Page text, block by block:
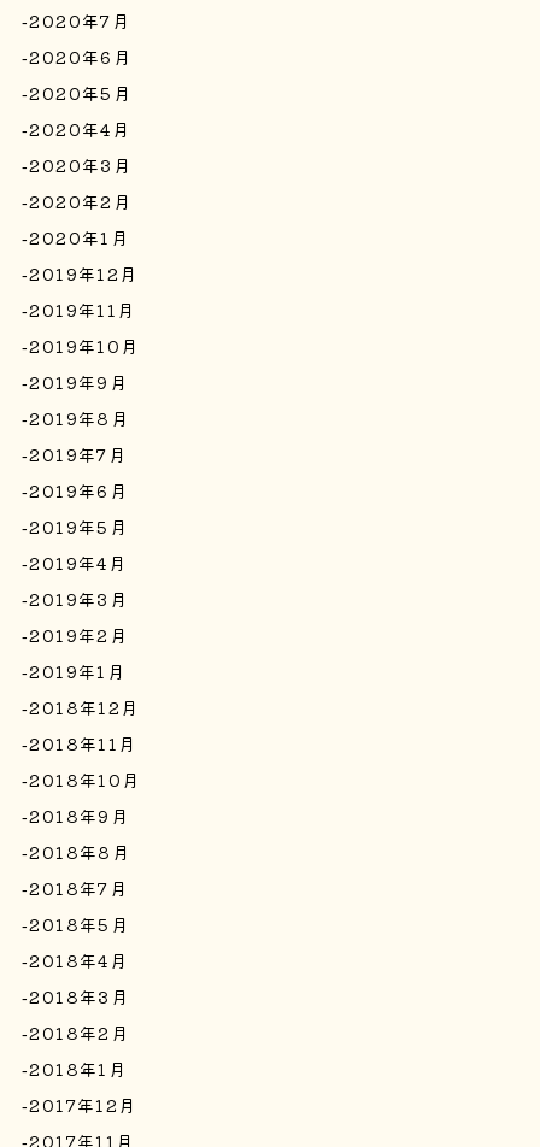
2020年7月
2020年6月
2020年5月
2020年4月
2020年3月
2020年2月
2020年1月
2019年12月
2019年11月
2019年10月
2019年9月
2019年8月
2019年7月
2019年6月
2019年5月
2019年4月
2019年3月
2019年2月
2019年1月
2018年12月
2018年11月
2018年10月
2018年9月
2018年8月
2018年7月
2018年5月
2018年4月
2018年3月
2018年2月
2018年1月
2017年12月
2017年11月